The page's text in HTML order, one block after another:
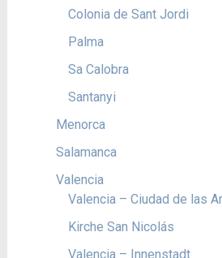
Colonia de Sant Jordi
Palma
Sa Calobra
Santanyi
Menorca
Salamanca
Valencia
Valencia – Ciudad de las
Kirche San Nicolás
Valencia – Innenstadt